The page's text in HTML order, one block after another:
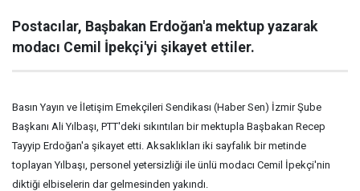
Postacılar, Başbakan Erdoğan'a mektup yazarak
modacı Cemil İpekçi'yi şikayet ettiler.
Basın Yayın ve İletişim Emekçileri Sendikası (Haber Sen) İzmir Şube
Başkanı Ali Yılbaşı, PTT'deki sıkıntıları bir mektupla Başbakan Recep
Tayyip Erdoğan'a şikayet etti. Aksaklıkları iki sayfalık bir metinde
toplayan Yılbaşı, personel yetersizliği ile ünlü modacı Cemil İpekçi'nin
diktiği elbiselerin dar gelmesinden yakındı.